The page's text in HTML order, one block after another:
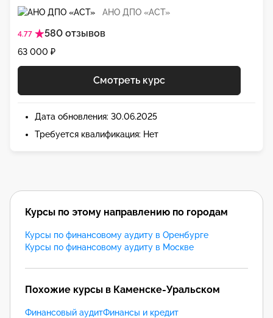
АНО ДПО «АСТ»
4.77 580 отзывов
63 000 ₽
Смотреть курс
Дата обновления: 30.06.2025
Требуется квалификация: Нет
Курсы по этому направлению по городам
Курсы по финансовому аудиту в Оренбурге
Курсы по финансовому аудиту в Москве
Похожие курсы в Каменске-Уральском
Финансовый аудитФинансы и кредит